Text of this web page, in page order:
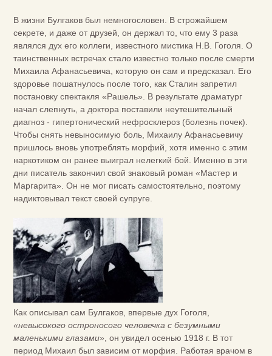
В жизни Булгаков был немногословен. В строжайшем
секрете, и даже от друзей, он держал то, что ему 3 раза
являлся дух его коллеги, известного мистика Н.В. Гоголя. О
таинственных встречах стало известно только после смерти
Михаила Афанасьевича, которую он сам и предсказал. Его
здоровье пошатнулось после того, как Сталин запретил
постановку спектакля «Рашель». В результате драматург
начал слепнуть, а доктора поставили неутешительный
диагноз - гипертонический нефросклероз (болезнь почек).
Чтобы снять невыносимую боль, Михаилу Афанасьевичу
пришлось вновь употреблять морфий, хотя именно с этим
наркотиком он ранее выиграл нелегкий бой. Именно в эти
дни писатель закончил свой знаковый роман «Мастер и
Маргарита». Он не мог писать самостоятельно, поэтому
надиктовывал текст своей супруге.
Как описывал сам Булгаков, впервые дух Гоголя,
«невысокого остроносого человечка с безумными
маленькими глазами» , он увидел осенью 1918 г. В тот
период Михаил был зависим от морфия. Работая врачом в